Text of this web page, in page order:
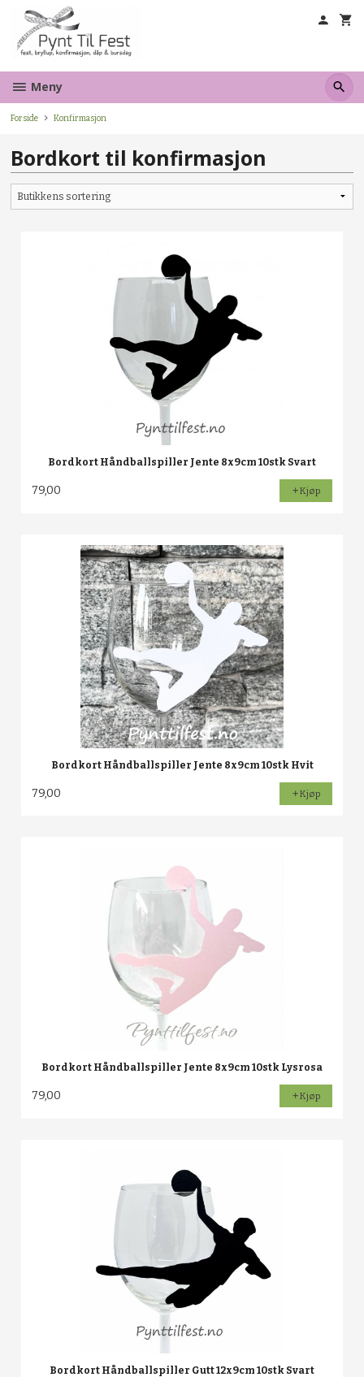
innholdet
Meny
Forside Konfirmasjon
Bordkort til konfirmasjon
Bordkort Håndballspiller Jente 8x9cm 10stk Svart
79,00 Kjøp
Bordkort Håndballspiller Jente 8x9cm 10stk Hvit
79,00 Kjøp
Bordkort Håndballspiller Jente 8x9cm 10stk Lysrosa
79,00 Kjøp
Bordkort Håndballspiller Gutt 12x9cm 10stk Svart